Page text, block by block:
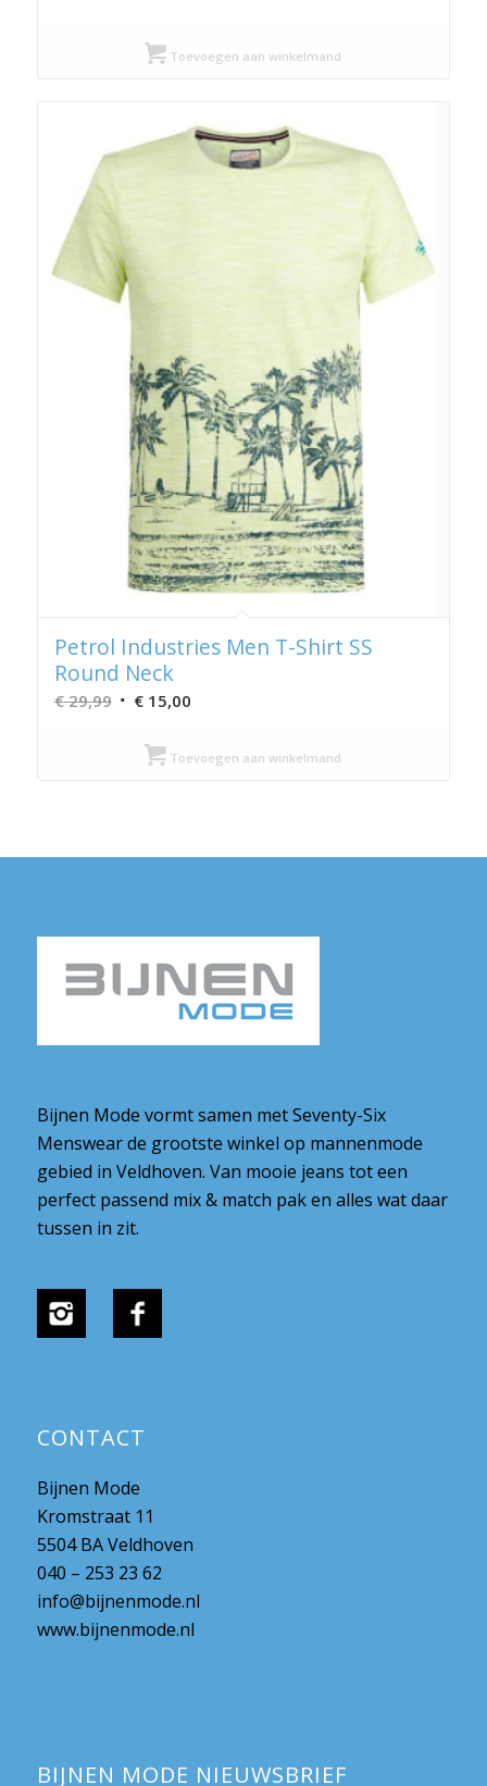
was:
€ 49,95.
€ 27,48.
Toevoegen aan winkelmand
Petrol Industries Men T-Shirt SS
Round Neck
€29,99 Oorspronkelijke
was:
€15,00Huidige
is:
Toevoegen aan winkelmand
Bijnen Mode vormt samen met Seventy-Six
Menswear de grootste winkel op mannenmode
gebied in Veldhoven. Van mooie jeans tot een
perfect passend mix & match pak en alles wat daar
tussen in zit.
CONTACT
Bijnen Mode
Kromstraat 11
5504 BA Veldhoven
040 – 253 23 62
info@bijnenmode.nl
www.bijnenmode.nl
BIJNEN MODE NIEUWSBRIEF